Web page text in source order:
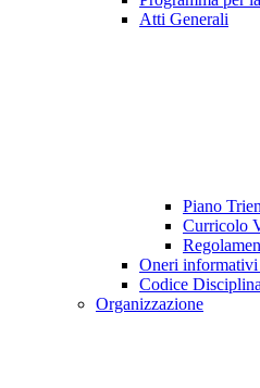
Atti Generali
Piano
Curricolo
Oneri informativi
Codice
Organizzazione